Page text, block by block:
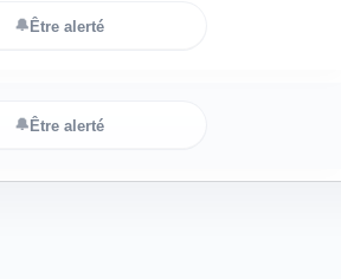
🔔Être alerté
🔔Être alerté